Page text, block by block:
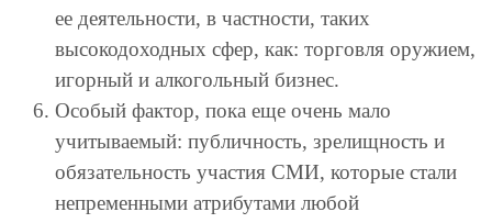
ее деятельности, в частности, таких
высокодоходных сфер, как: торговля оружием,
игорный и алкогольный бизнес.
Особый фактор, пока еще очень мало
учитываемый: публичность, зрелищность и
обязательность участия СМИ, которые стали
непременными атрибутами любой